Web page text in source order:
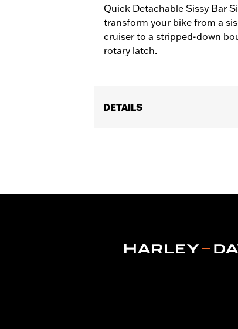
Quick Detachable Sissy Bar
transform your bike from a
cruiser to a stripped-down
rotary latch.
DETAILS